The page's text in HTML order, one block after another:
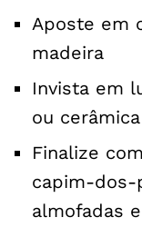
Aposte em
madeira
Invista em
ou cerâmica
Finalize
capim-dos-
almofadas